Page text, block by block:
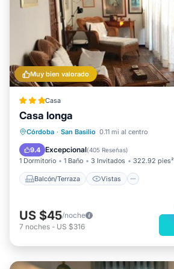
Muy bien valorado
Casa
Casa longa
Córdoba · San Basilio 0.11 mi al centro
9.4 Excepcional(405 Reseñas)
1 Dormitorio 1 Baño 3 Invitados 322.92 pies²
Balcón/Terraza Vistas
Balcón/Terraza Vistas
Aire acondicionado
US $45/noche
7 noches - US $316